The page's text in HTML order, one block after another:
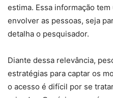
estima. Essa informação
envolver as pessoas, seja
detalha o pesquisador.
Diante dessa relevância,
estratégias para captar os
o acesso é difícil por se